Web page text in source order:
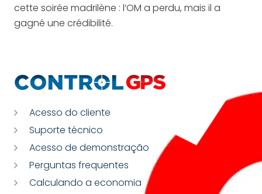
cette soirée madrilène : l’OM a perdu, mais il a
gagné une crédibilité.
Acesso do cliente
Suporte técnico
Acesso de demonstração
Perguntas frequentes
Calculando a economia